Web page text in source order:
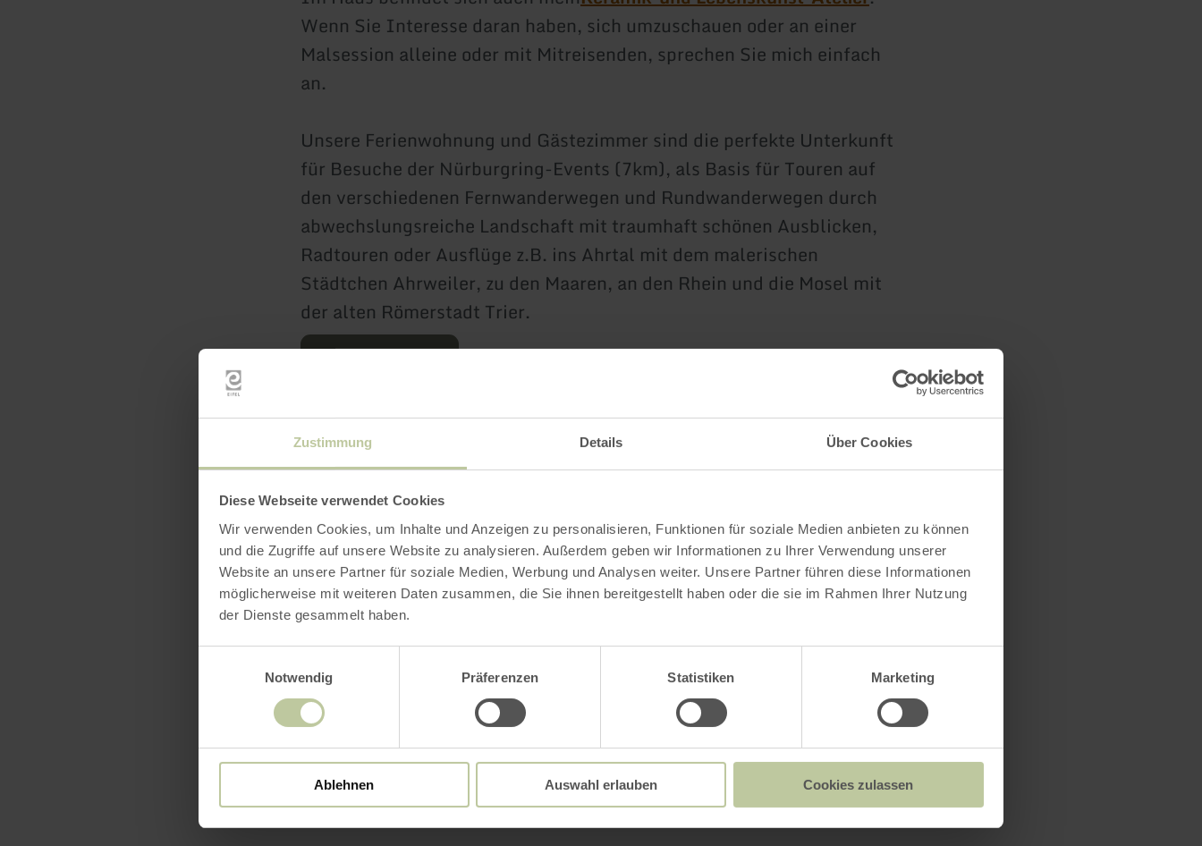
Zustimmung Details Über Cookies
Diese Webseite verwendet Cookies
Wir verwenden Cookies, um Inhalte und Anzeigen zu personalisieren, Funktionen für soziale Medien anbieten zu können
und die Zugriffe auf unsere Website zu analysieren. Außerdem geben wir Informationen zu Ihrer Verwendung unserer
Website an unsere Partner für soziale Medien, Werbung und Analysen weiter. Unsere Partner führen diese Informationen
möglicherweise mit weiteren Daten zusammen, die Sie ihnen bereitgestellt haben oder die sie im Rahmen Ihrer Nutzung
der Dienste gesammelt haben.
Notwendig
Präferenzen Statistiken Marketing
Ablehnen Auswahl erlauben Cookies zulassen
Wenn Sie Interesse daran haben, sich umzuschauen oder an einer
Malsession alleine oder mit Mitreisenden, sprechen Sie mich einfach
an.
Unsere Ferienwohnung und Gästezimmer sind die perfekte Unterkunft
für Besuche der Nürburgring-Events (7km), als Basis für Touren auf
den verschiedenen Fernwanderwegen und Rundwanderwegen durch
abwechslungsreiche Landschaft mit traumhaft schönen Ausblicken,
Radtouren oder Ausflüge z.B. ins Ahrtal mit dem malerischen
Städtchen Ahrweiler, zu den Maaren, an den Rhein und die Mosel mit
der alten Römerstadt Trier.
mehr erfahren
Ausstattungsmerkmale